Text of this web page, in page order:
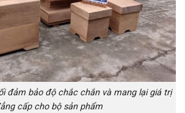
đảm bảo độ chắc chắn và mang lại giá trị
cấp cho bộ sản phẩm